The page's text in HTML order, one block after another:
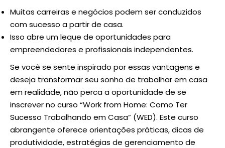
Muitas carreiras e negócios podem ser conduzidos
com sucesso a partir de casa.
Isso abre um leque de oportunidades para
empreendedores e profissionais independentes.
Se você se sente inspirado por essas vantagens e
deseja transformar seu sonho de trabalhar em casa
em realidade, não perca a oportunidade de se
inscrever no curso “Work from Home: Como Ter
Sucesso Trabalhando em Casa” (WED). Este curso
abrangente oferece orientações práticas, dicas de
produtividade, estratégias de gerenciamento de